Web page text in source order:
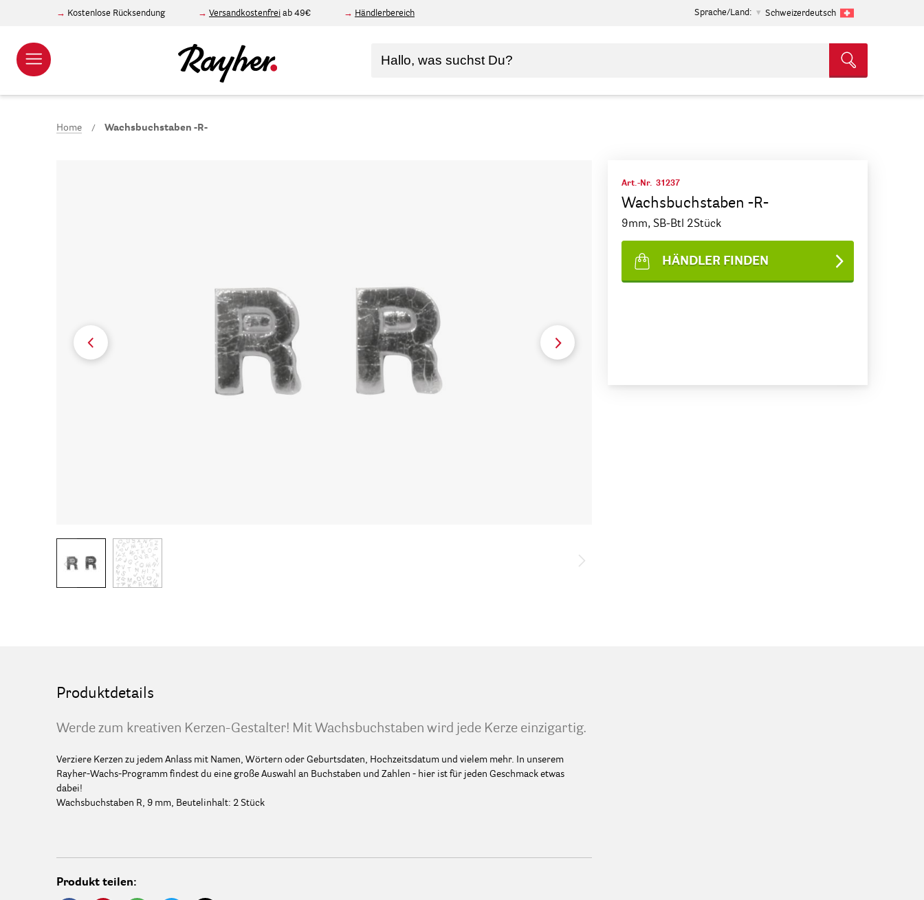
Kostenlose Rücksendung Versandkostenfrei ab 49€ Händlerbereich Sprache/Land: Schweizerdeutsch
Home Wachsbuchstaben -R-
Art.-Nr. 31237
Wachsbuchstaben -R-
9mm, SB-Btl 2Stück
HÄNDLER FINDEN
Produktdetails
Werde zum kreativen Kerzen-Gestalter! Mit Wachsbuchstaben wird jede Kerze einzigartig.
Verziere Kerzen zu jedem Anlass mit Namen, Wörtern oder Geburtsdaten, Hochzeitsdatum und vielem mehr. In unserem
Rayher-Wachs-Programm findest du eine große Auswahl an Buchstaben und Zahlen - hier ist für jeden Geschmack etwas
dabei!
Wachsbuchstaben R, 9 mm, Beutelinhalt: 2 Stück
Produkt teilen: